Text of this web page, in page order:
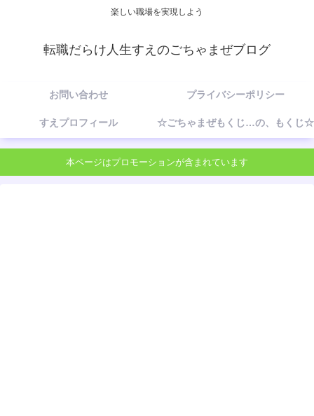
楽しい職場を実現しよう
転職だらけ人生すえのごちゃまぜブログ
お問い合わせ プライバシーポリシー
すえプロフィール ☆ごちゃまぜもくじ…の、もくじ☆
本ページはプロモーションが含まれています